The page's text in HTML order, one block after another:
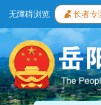
无障碍浏览 长者专